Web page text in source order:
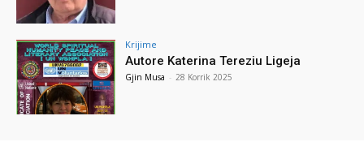
Krijime
Autore Katerina Tereziu Ligeja
Gjin Musa - 28 Korrik 2025